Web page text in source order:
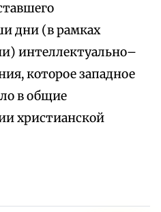
дни (в рамках
интеллектуально–
которое западное
в общие
христианской